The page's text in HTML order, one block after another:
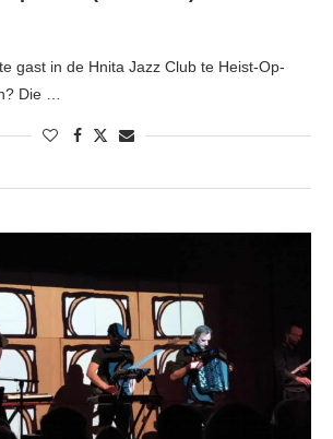
gast in de Hnita Jazz Club te Heist-Op-
Die …